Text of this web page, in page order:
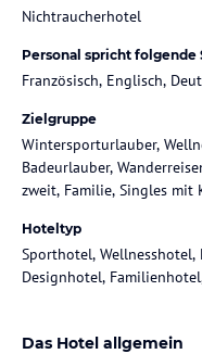
Nichtraucherhotel
Personal spricht folgende
Französisch, Englisch,
Zielgruppe
Wintersporturlauber,
Badeurlauber,
zweit, Familie, Singles mit
Hoteltyp
Sporthotel,
Designhotel,
Das Hotel allgemein